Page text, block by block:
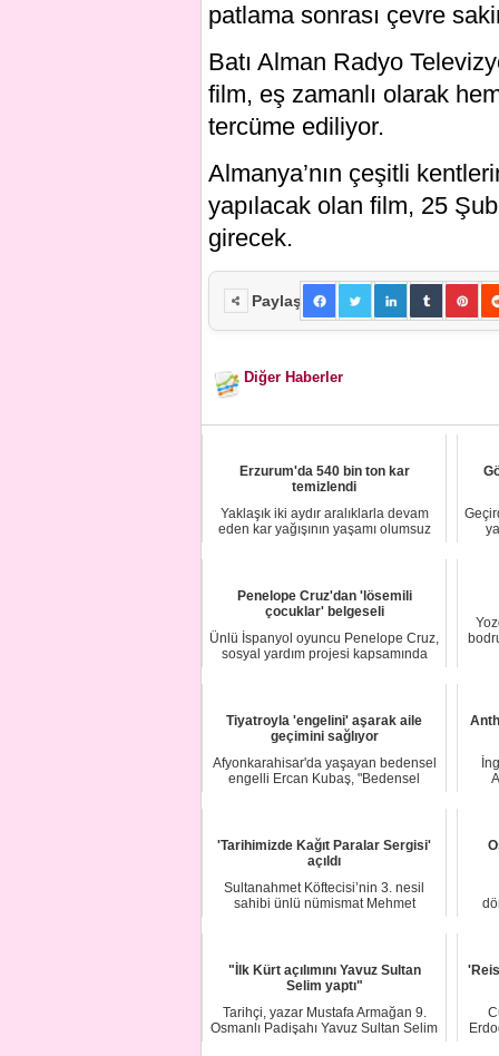
patlama sonrası çevre
Batı Alman Radyo
film, eş zamanlı olarak
tercüme ediliyor.
Almanya’nın çeşitli
yapılacak olan film, 25
girecek.
Paylaş
Diğer Haberler
Erzurum'da 540 bin ton kar
temizlendi
Yaklaşık iki aydır aralıklarla devam
eden kar yağışının yaşamı olumsuz
Penelope Cruz'dan 'lösemili
çocuklar' belgeseli
Ünlü İspanyol oyuncu Penelope Cruz,
sosyal yardım projesi kapsamında
Tiyatroyla 'engelini' aşarak aile
geçimini sağlıyor
Afyonkarahisar'da yaşayan bedensel
engelli Ercan Kubaş, "Bedensel
'Tarihimizde Kağıt Paralar Sergisi'
açıldı
Sultanahmet Köftecisi’nin 3. nesil
sahibi ünlü nümismat Mehmet
"İlk Kürt açılımını Yavuz Sultan
Selim yaptı"
Tarihçi, yazar Mustafa Armağan 9.
Osmanlı Padişahı Yavuz Sultan Selim